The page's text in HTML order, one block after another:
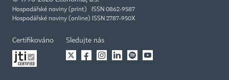
Hospodářské noviny (print) ISSN 0862-9587
Hospodářské noviny (online) ISSN 2787-950X
Certifikováno Sledujte nás